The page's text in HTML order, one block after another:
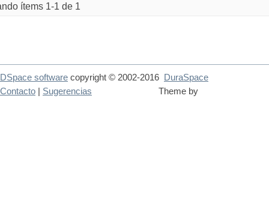
ítems 1-1 de 1
DSpace software copyright © 2002-2016
DuraSpace
Theme by
Contacto Sugerencias